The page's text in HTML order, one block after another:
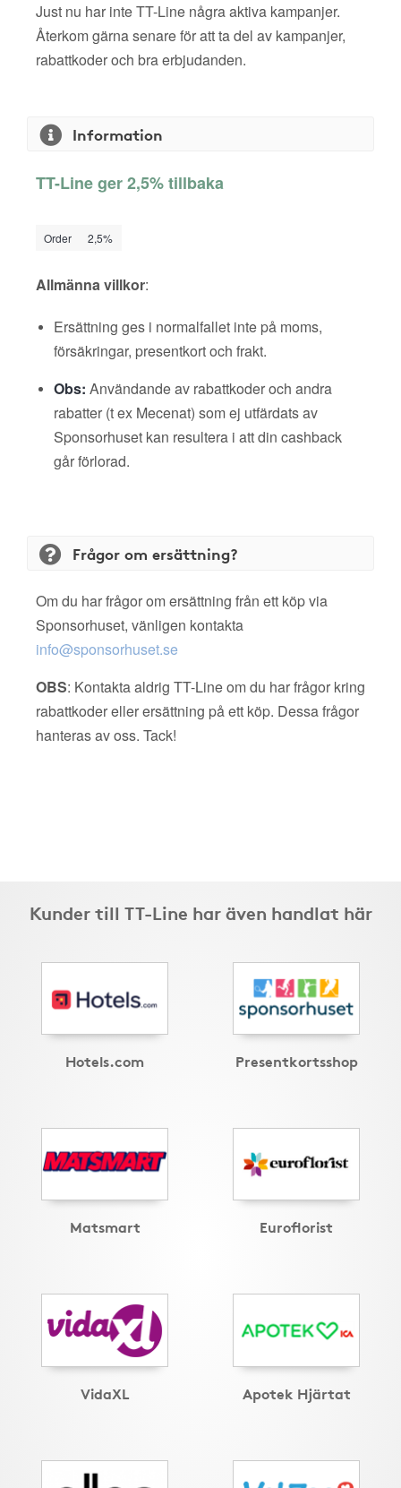
Just nu har inte TT-Line några aktiva kampanjer.
Återkom gärna senare för att ta del av kampanjer,
rabattkoder och bra erbjudanden.
Information
TT-Line ger 2,5% tillbaka
Order 2,5%
Allmänna villkor:
Ersättning ges i normalfallet inte på moms,
försäkringar, presentkort och frakt.
Obs: Användande av rabattkoder och andra
rabatter (t ex Mecenat) som ej utfärdats av
Sponsorhuset kan resultera i att din cashback
går förlorad.
Frågor om ersättning?
Om du har frågor om ersättning från ett köp via
Sponsorhuset, vänligen kontakta
info@sponsorhuset.se
OBS: Kontakta aldrig TT-Line om du har frågor kring
rabattkoder eller ersättning på ett köp. Dessa frågor
hanteras av oss. Tack!
Kunder till TT-Line har även handlat här
Hotels.com Presentkortsshop
Matsmart Euroflorist
VidaXL Apotek Hjärtat